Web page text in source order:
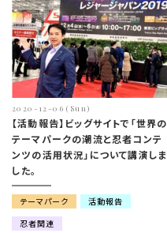
2020-12-06 (Sun)
【活動報告】ビッグサイトで「世界の
テーマパークの潮流と忍者コンテ
ンツの活用状況」について講演しま
した。
テーマパーク
活動報告
忍者関連